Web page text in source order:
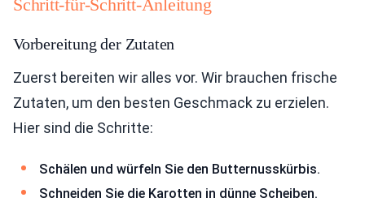
Schritt-für-Schritt-Anleitung
Vorbereitung der Zutaten
Zuerst bereiten wir alles vor. Wir brauchen frische
Zutaten, um den besten Geschmack zu erzielen.
Hier sind die Schritte:
Schälen und würfeln Sie den Butternusskürbis.
Schneiden Sie die Karotten in dünne Scheiben.